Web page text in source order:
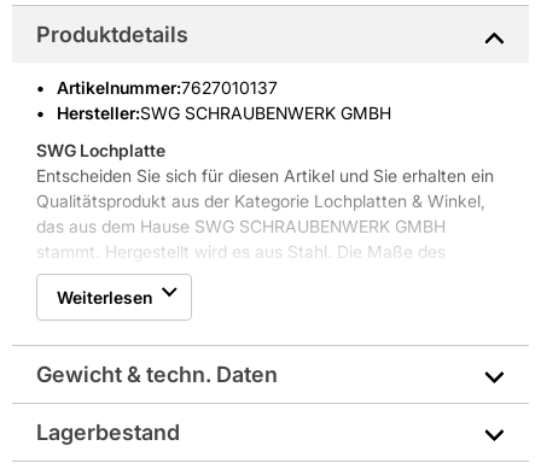
Produktdetails
Artikelnummer:7627010137
Hersteller:SWG SCHRAUBENWERK GMBH
SWG Lochplatte
Entscheiden Sie sich für diesen Artikel und Sie erhalten ein
Qualitätsprodukt aus der Kategorie Lochplatten & Winkel,
das aus dem Hause SWG SCHRAUBENWERK GMBH
stammt. Hergestellt wird es aus Stahl. Die Maße des
Produkts liegen bei 20 cm x 10 cm, bei einer Materialstärke
von 2 mm. Die Oberfläche ist verzinkt. Der Artikel ist in der
Weiterlesen
Gewicht & techn. Daten
Breite in mm: 100
Lagerbestand